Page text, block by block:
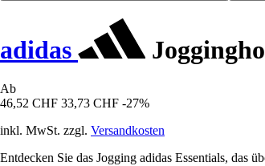
adidas
Ab
46,52 CHF 33,73 CHF -27%
inkl. MwSt. zzgl. Versandkosten
Entdecken Sie das Jogging adidas Essentials, das